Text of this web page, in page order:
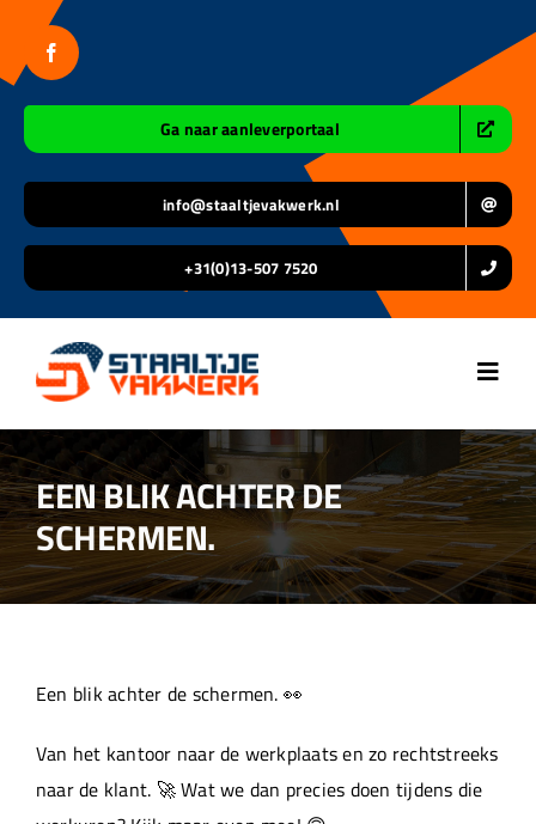
inhoud
Ga naar aanleverportaal
info@staaltjevakwerk.nl
+31(0)13-507 7520
Home
Over ons
EEN BLIK ACHTER DE
SCHERMEN.
Een blik achter de schermen. 👀
Van het kantoor naar de werkplaats en zo rechtstreeks
naar de klant. 🚀 Wat we dan precies doen tijdens die